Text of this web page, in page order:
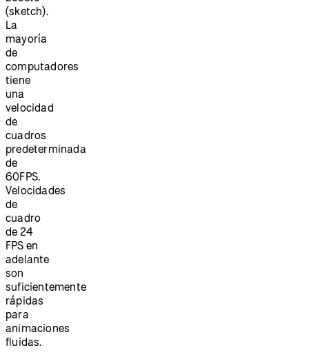
(sketch).
La
mayoría
de
computadores
tiene
una
velocidad
de
cuadros
predeterminada
de
60FPS.
Velocidades
de
cuadro
de 24
FPS en
adelante
son
suficientemente
rápidas
para
animaciones
fluidas.